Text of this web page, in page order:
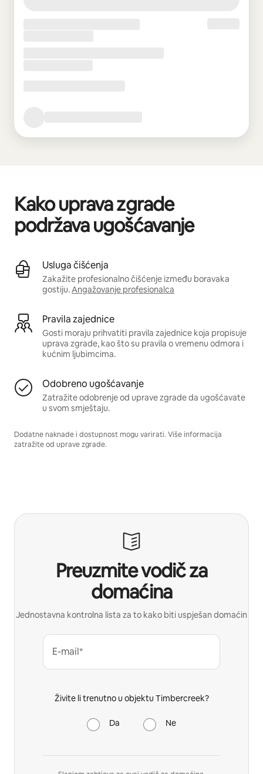
Kako uprava zgrade
podržava ugošćavanje
Usluga čišćenja
Zakažite profesionalno čišćenje između boravaka
gostiju.Angažovanje profesionalca
Pravila zajednice
Gosti moraju prihvatiti pravila zajednice koja propisuje
uprava zgrade, kao što su pravila o vremenu odmora i
kućnim ljubimcima.
Odobreno ugošćavanje
Zatražite odobrenje od uprave zgrade da ugošćavate
u svom smještaju.
Dodatne naknade i dostupnost mogu varirati. Više informacija
zatražite od uprave zgrade.
Preuzmite vodič za
domaćina
Jednostavna kontrolna lista za to kako biti uspješan domaćin
E-mail*
Živite li trenutno u objektu Timbercreek?
Da Ne